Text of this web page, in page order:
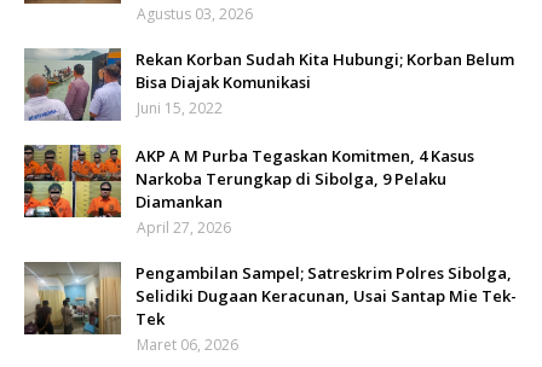
Agustus 03, 2026
Rekan Korban Sudah Kita Hubungi; Korban Belum
Bisa Diajak Komunikasi
Juni 15, 2022
AKP A M Purba Tegaskan Komitmen, 4 Kasus
Narkoba Terungkap di Sibolga, 9 Pelaku
Diamankan
April 27, 2026
Pengambilan Sampel; Satreskrim Polres Sibolga,
Selidiki Dugaan Keracunan, Usai Santap Mie Tek-
Tek
Maret 06, 2026